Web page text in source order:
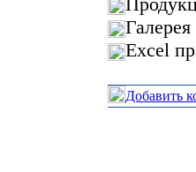
Excel
Добавить